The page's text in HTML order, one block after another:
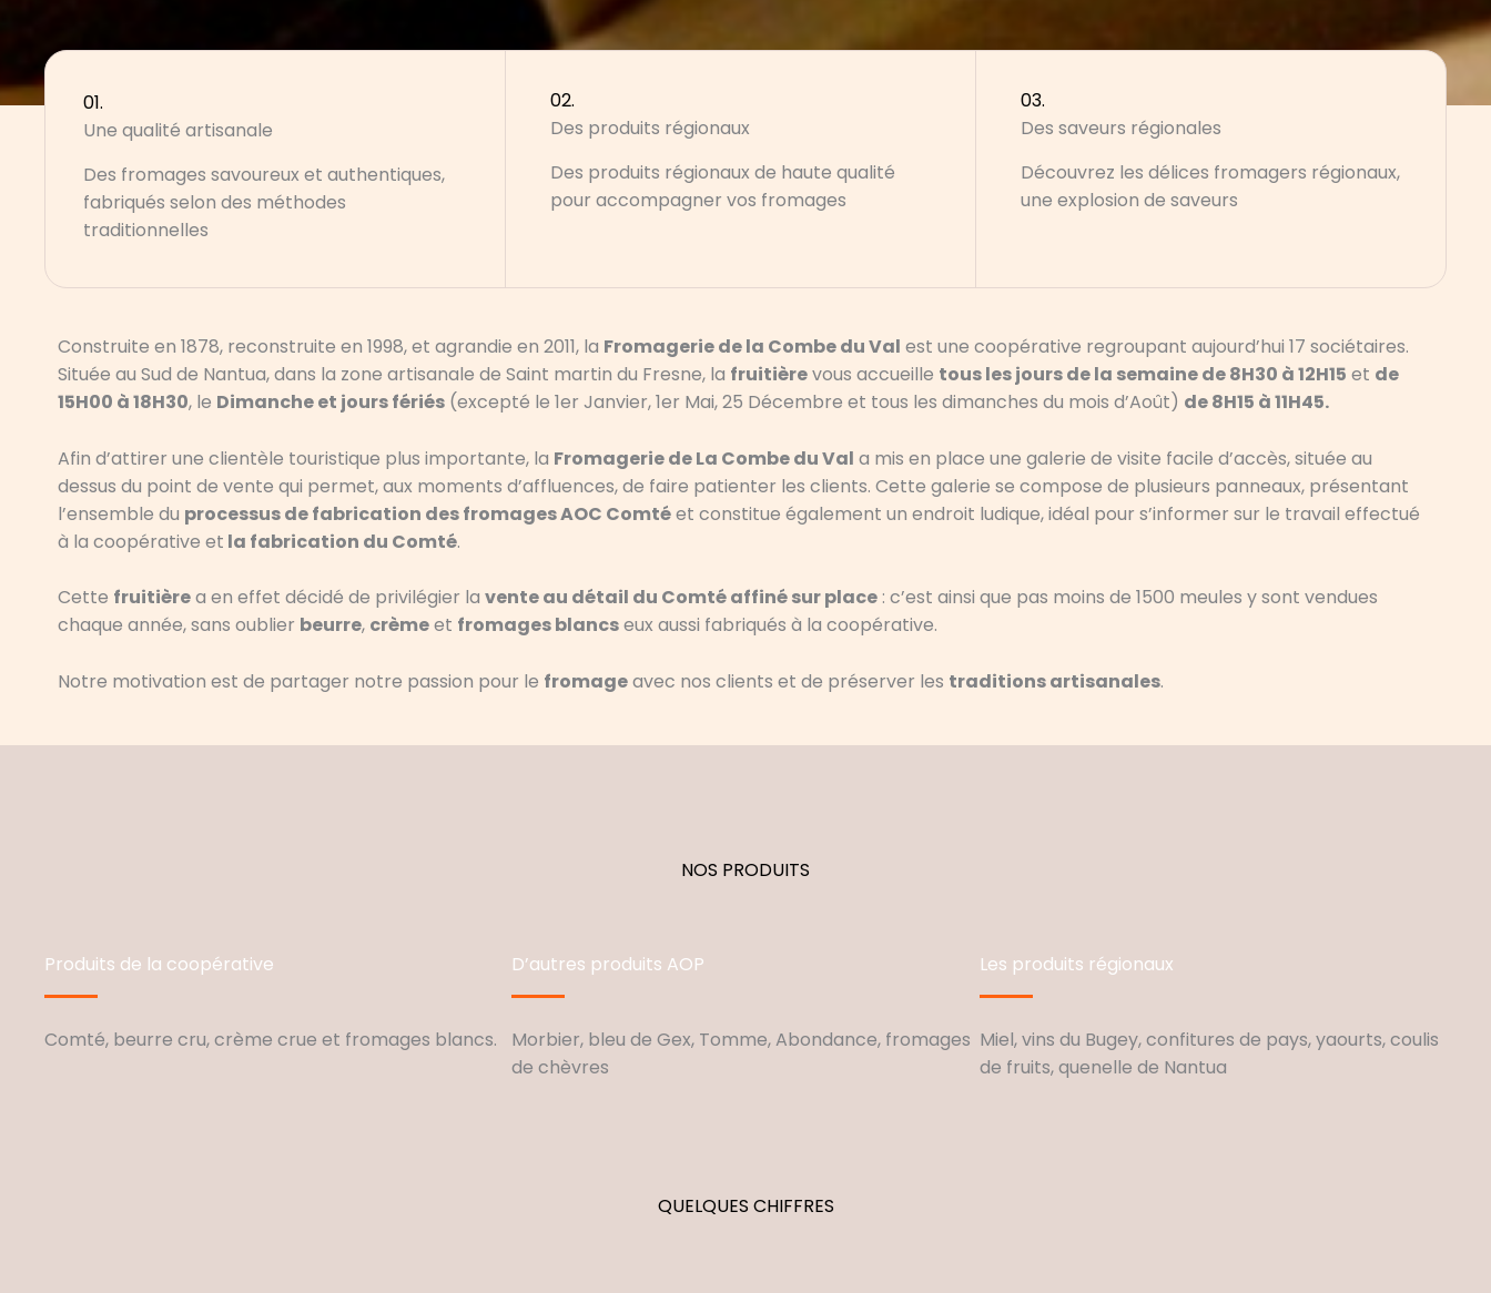
01.
Une qualité artisanale
Des fromages savoureux et authentiques,
fabriqués selon des méthodes
traditionnelles
02.
Des produits régionaux
Des produits régionaux de haute qualité
pour accompagner vos fromages
03.
Des saveurs régionales
Découvrez les délices fromagers régionaux,
une explosion de saveurs
Construite en 1878, reconstruite en 1998, et agrandie en 2011, la Fromagerie de la Combe du Val est une coopérative regroupant aujourd’hui 17 sociétaires.
Située au Sud de Nantua, dans la zone artisanale de Saint martin du Fresne, la fruitièrevous accueille tous les jours de la semaine de 8H30 à 12H15 et de
15H00 à 18H30, le Dimanche et jours fériés (excepté le 1er Janvier, 1er Mai, 25 Décembre et tous les dimanches du mois d’Août) de 8H15 à 11H45.
Afin d’attirer une clientèle touristique plus importante, la Fromagerie de La Combe du Val a mis en place une galerie de visite facile d’accès, située au
dessus du point de vente qui permet, aux moments d’affluences, de faire patienter les clients. Cette galerie se compose de plusieurs panneaux, présentant
l’ensemble du processus de fabrication des fromages AOC Comtéet constitue également un endroit ludique, idéal pour s’informer sur le travail effectué
à la coopérative et la fabrication du Comté.
Cette fruitièrea en effet décidé de privilégier la vente au détail du Comté affiné sur place : c’est ainsi que pas moins de 1500 meules y sont vendues
chaque année, sans oublier beurre, crèmeet fromages blancseux aussi fabriqués à la coopérative.
Notre motivation est de partager notre passion pour le fromageavec nos clients et de préserver les traditions artisanales.
NOS PRODUITS
Produits de la coopérative
Comté, beurre cru, crème crue et fromages blancs.
D’autres produits AOP
Morbier, bleu de Gex, Tomme, Abondance, fromages
de chèvres
Les produits régionaux
Miel, vins du Bugey, confitures de pays, yaourts, coulis
de fruits, quenelle de Nantua
QUELQUES CHIFFRES